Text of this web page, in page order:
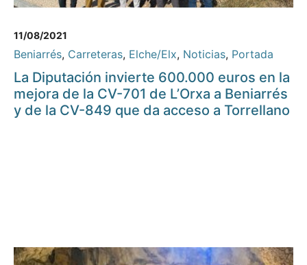
11/08/2021
Beniarrés, Carreteras, Elche/Elx, Noticias, Portada
La Diputación invierte 600.000 euros en la
mejora de la CV-701 de L’Orxa a Beniarrés
y de la CV-849 que da acceso a Torrellano